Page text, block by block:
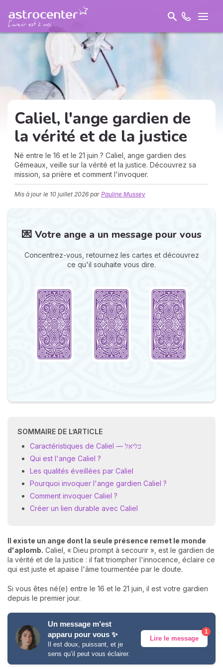
Caliel, l'ange gardien de
lavérité et de la justice
Né entre le 16 et le 21 juin ? Caliel, ange gardien des
Gémeaux, veille sur la vérité et la justice. Découvrez sa
mission, sa prière et comment l'invoquer.
Mis à jour le 10 juillet 2026 par Pauline Mussey
💌 Votre ange a un message pour vous
Concentrez-vous, retournez les cartes et découvrez
ce qu'il souhaite vous dire.
SOMMAIRE DE L’ARTICLE
Caractéristiques de Caliel — כליאל
Qui est l'ange Caliel ?
Les qualités éveillées par Caliel
Pourquoi invoquer l'ange gardien Caliel ?
Comment invoquer Caliel ?
Créer un lien durable avec Caliel
Il existe un ange dont la seule présence remet le monde
d'aplomb. Caliel, « Dieu prompt à secourir », est le gardien de
la vérité et de la justice : il fait triompher l'innocence, éclaire ce
qui est juste et apaise l'âme tourmentée par le doute.
Si vous êtes né(e) entre le 16 et le 21 juin, il est votre gardien
depuis le premier jour.
Un message m’est
apparu pour vous ✨
Il est doux, puissant, et je
sens qu’il peut vous éclairer.
Lire le message
1